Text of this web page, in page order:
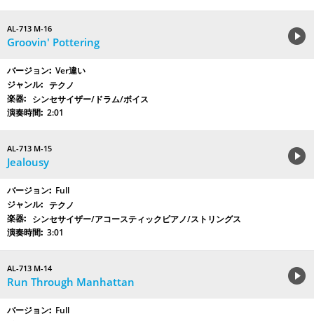
AL-713 M-16
Groovin' Pottering
Ver違い
テクノ
シンセサイザー/ドラム/ボイス
2:01
AL-713 M-15
Jealousy
Full
テクノ
シンセサイザー/アコースティックピアノ/ストリングス
3:01
AL-713 M-14
Run Through Manhattan
Full